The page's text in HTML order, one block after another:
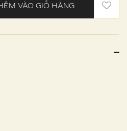
VÀO GIỎ HÀNG